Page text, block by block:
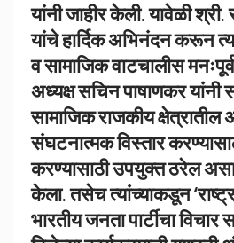
यांनी जाहीर केली. यावेळी
यांचे हार्दिक अभिनंदन करून
व सामाजिक वाटचालीस
अध्यक्ष सचिन पाषाणकर यांनी
सामाजिक राजकीय क्षेत्रातील
संघटनात्मक विस्तार
करण्यासाठी उपयुक्त ठरेल
केला. तसेच त्यांच्याकडून
भारतीय जनता पार्टीचा विचार